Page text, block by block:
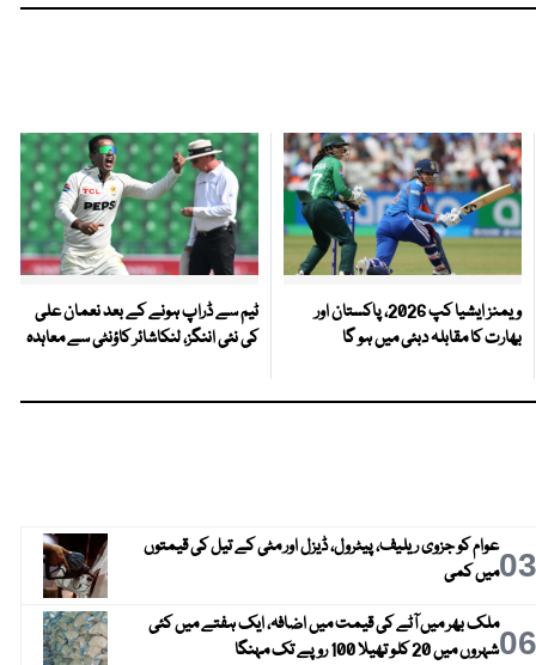
ویمنز ایشیا کپ 2026، پاکستان اور
بھارت کا مقابلہ دبئی میں ہو گا
ٹیم سے ڈراپ ہونے کے بعد نعمان علی
کی نئی اننگز، لنکاشائر کاؤنٹی سے معاہدہ
03عوام کو جزوی ریلیف، پیٹرول، ڈیزل اور مٹی کے تیل کی قیمتوں
میں کمی
06ملک بھر میں آٹے کی قیمت میں اضافہ، ایک ہفتے میں کئی
شہروں میں 20 کلو تھیلا 100 روپے تک مہنگا